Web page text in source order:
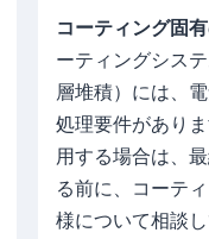
コーティング固
ーティングシス
層堆積）には、
処理要件があり
用する場合は、
る前に、コーテ
様について相談